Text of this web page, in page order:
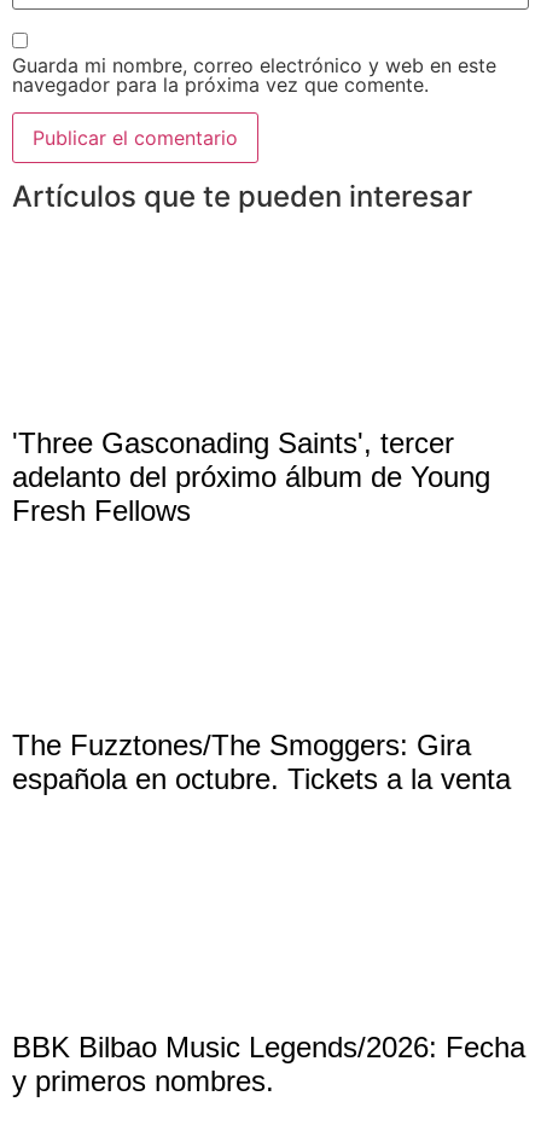
Guarda mi nombre, correo electrónico y web en este
navegador para la próxima vez que comente.
Artículos que te pueden interesar
'Three Gasconading Saints', tercer
adelanto del próximo álbum de Young
Fresh Fellows
The Fuzztones/The Smoggers: Gira
española en octubre. Tickets a la venta
BBK Bilbao Music Legends/2026: Fecha
y primeros nombres.